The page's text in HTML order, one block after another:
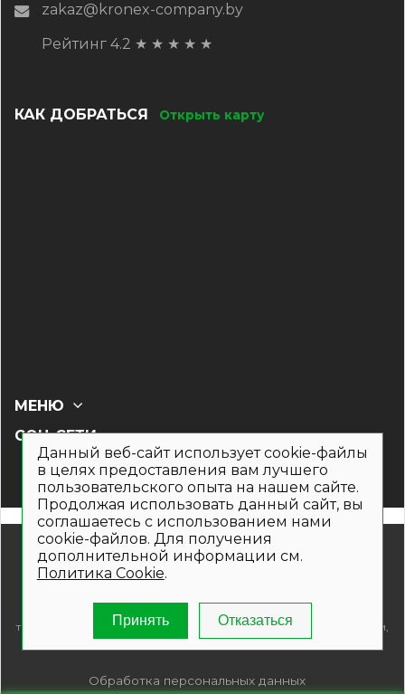
zakaz@kronex-company.by
Рейтинг 4.2 ★ ★ ★ ★ ★
КАК ДОБРАТЬСЯ Открыть карту
СОЦ СЕТИ
МЕНЮ
© 2019- 2026. Общество с ограниченной ответственностью
«Кронекс»
Информация на сайте носит рекламно-информационный
товаров и (или) услуг , пожалуйста, обращайтесь по телефонам,
указанным на сайте.
Обработка персональных данных
Данный веб-сайт использует cookie-файлы
в целях предоставления вам лучшего
пользовательского опыта на нашем сайте.
Продолжая использовать данный сайт, вы
соглашаетесь с использованием нами
cookie-файлов. Для получения
дополнительной информации см.
Политика Cookie.
Принять Отказаться